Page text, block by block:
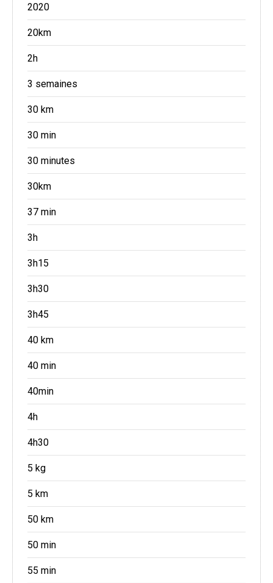
2020
20km
2h
3 semaines
30 km
30 min
30 minutes
30km
37 min
3h
3h15
3h30
3h45
40 km
40 min
40min
4h
4h30
5 kg
5 km
50 km
50 min
55 min